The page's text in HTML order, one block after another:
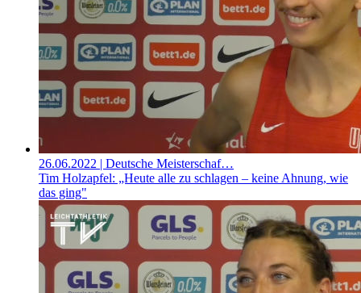
26.06.2022 | Deutsche Meisterschaf…
Tim Holzapfel: „Heute alle zu schlagen – keine Ahnung, wie
das ging"